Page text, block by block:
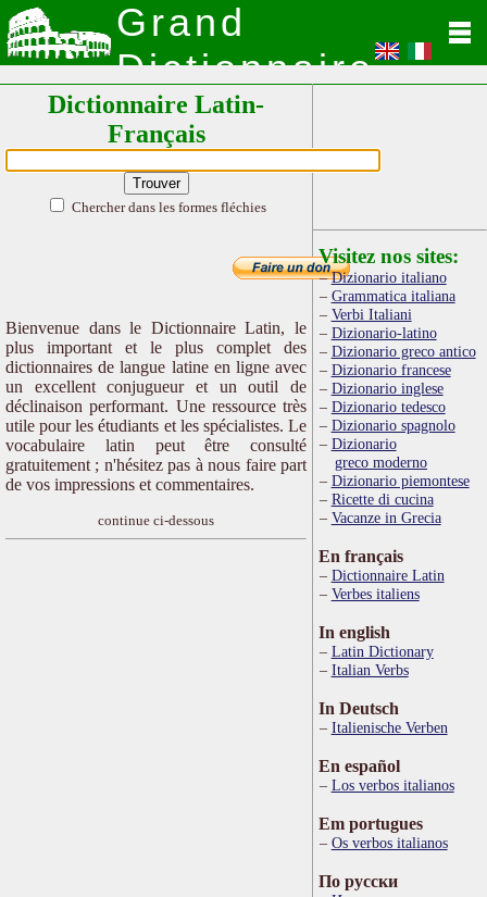
Grand
Dictionnaire
Latin
Dictionnaire Latin-
Français
Chercher dans les formes fléchies
Bienvenue dans le Dictionnaire Latin, le
plus important et le plus complet des
dictionnaires de langue latine en ligne avec
un excellent conjugueur et un outil de
déclinaison performant. Une ressource très
utile pour les étudiants et les spécialistes. Le
vocabulaire latin peut être consulté
gratuitement ; n'hésitez pas à nous faire part
de vos impressions et commentaires.
continue ci-dessous
Visitez nos sites:
Dizionario italiano
Grammatica italiana
Verbi Italiani
Dizionario-latino
Dizionario greco antico
Dizionario francese
Dizionario inglese
Dizionario tedesco
Dizionario spagnolo
Dizionario
greco moderno
Dizionario piemontese
Ricette di cucina
Vacanze in Grecia
En français
Dictionnaire Latin
Verbes italiens
In english
Latin Dictionary
Italian Verbs
In Deutsch
Italienische Verben
En español
Los verbos italianos
Em portugues
Os verbos italianos
По русски